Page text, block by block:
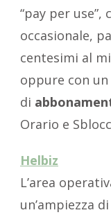
“pay per use”,
occasionale,
centesimi al
oppure con
di
Orario e
Helbiz
L’area
un’ampiezza